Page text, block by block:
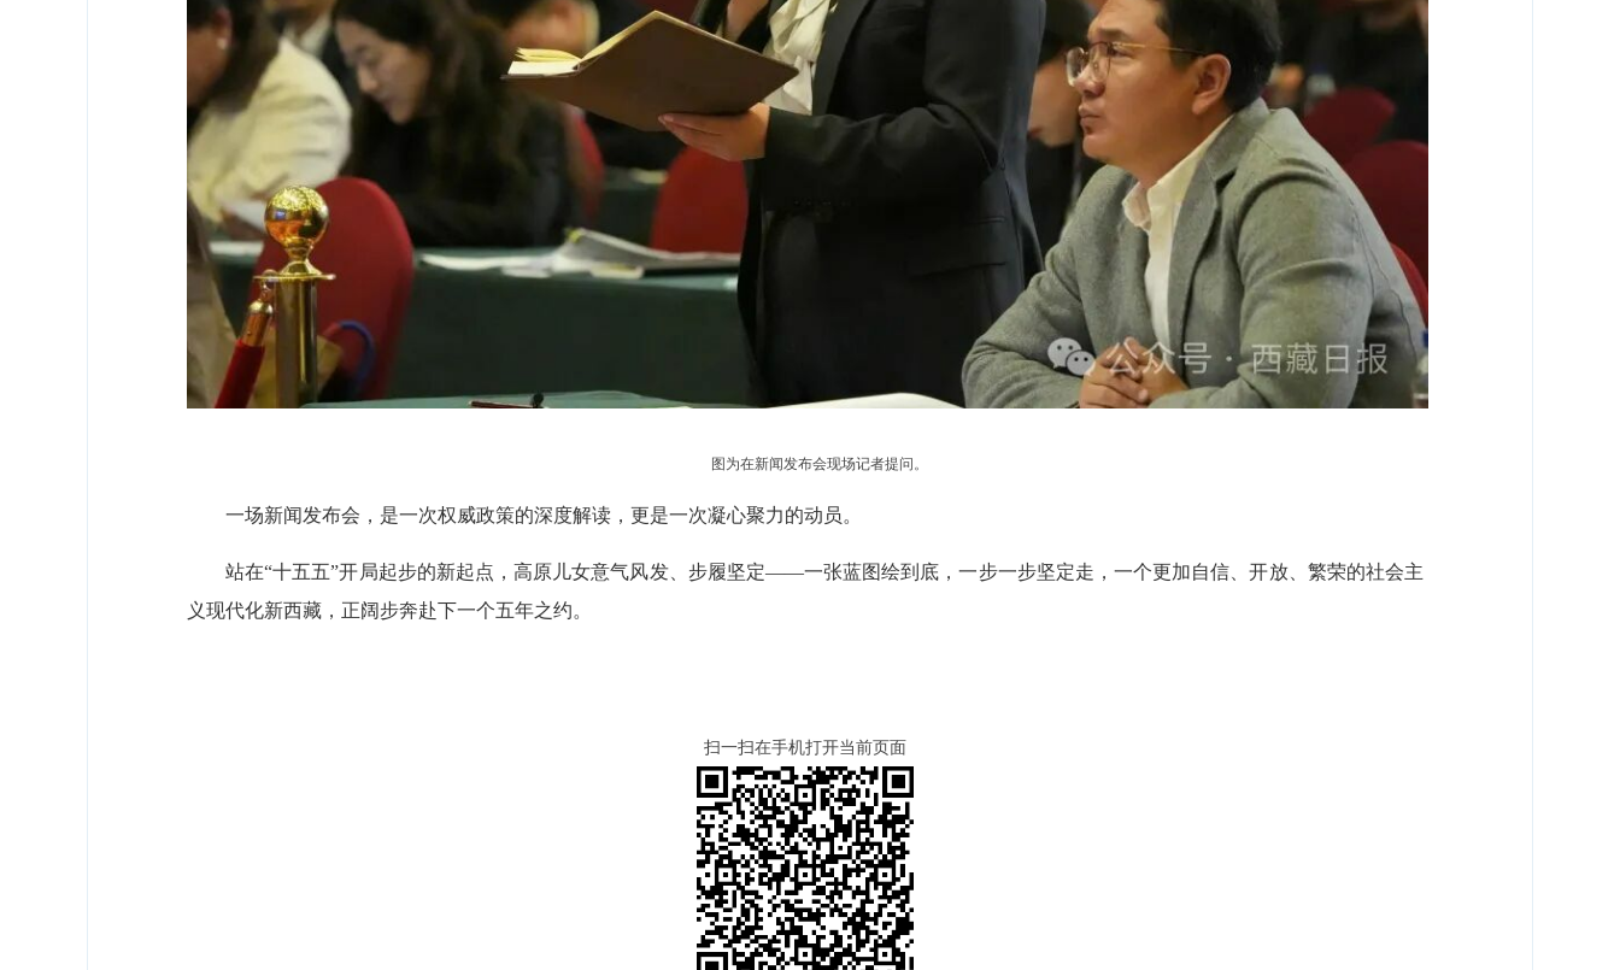
图为在新闻发布会现场记者提问。
一场新闻发布会，是一次权威政策的深度解读，更是一次凝心聚力的动员。
站在“十五五”开局起步的新起点，高原儿女意气风发、步履坚定——一张蓝图绘到底，一步一步坚定走，一个更加自信、开放、繁荣的社会主
义现代化新西藏，正阔步奔赴下一个五年之约。
扫一扫在手机打开当前页面